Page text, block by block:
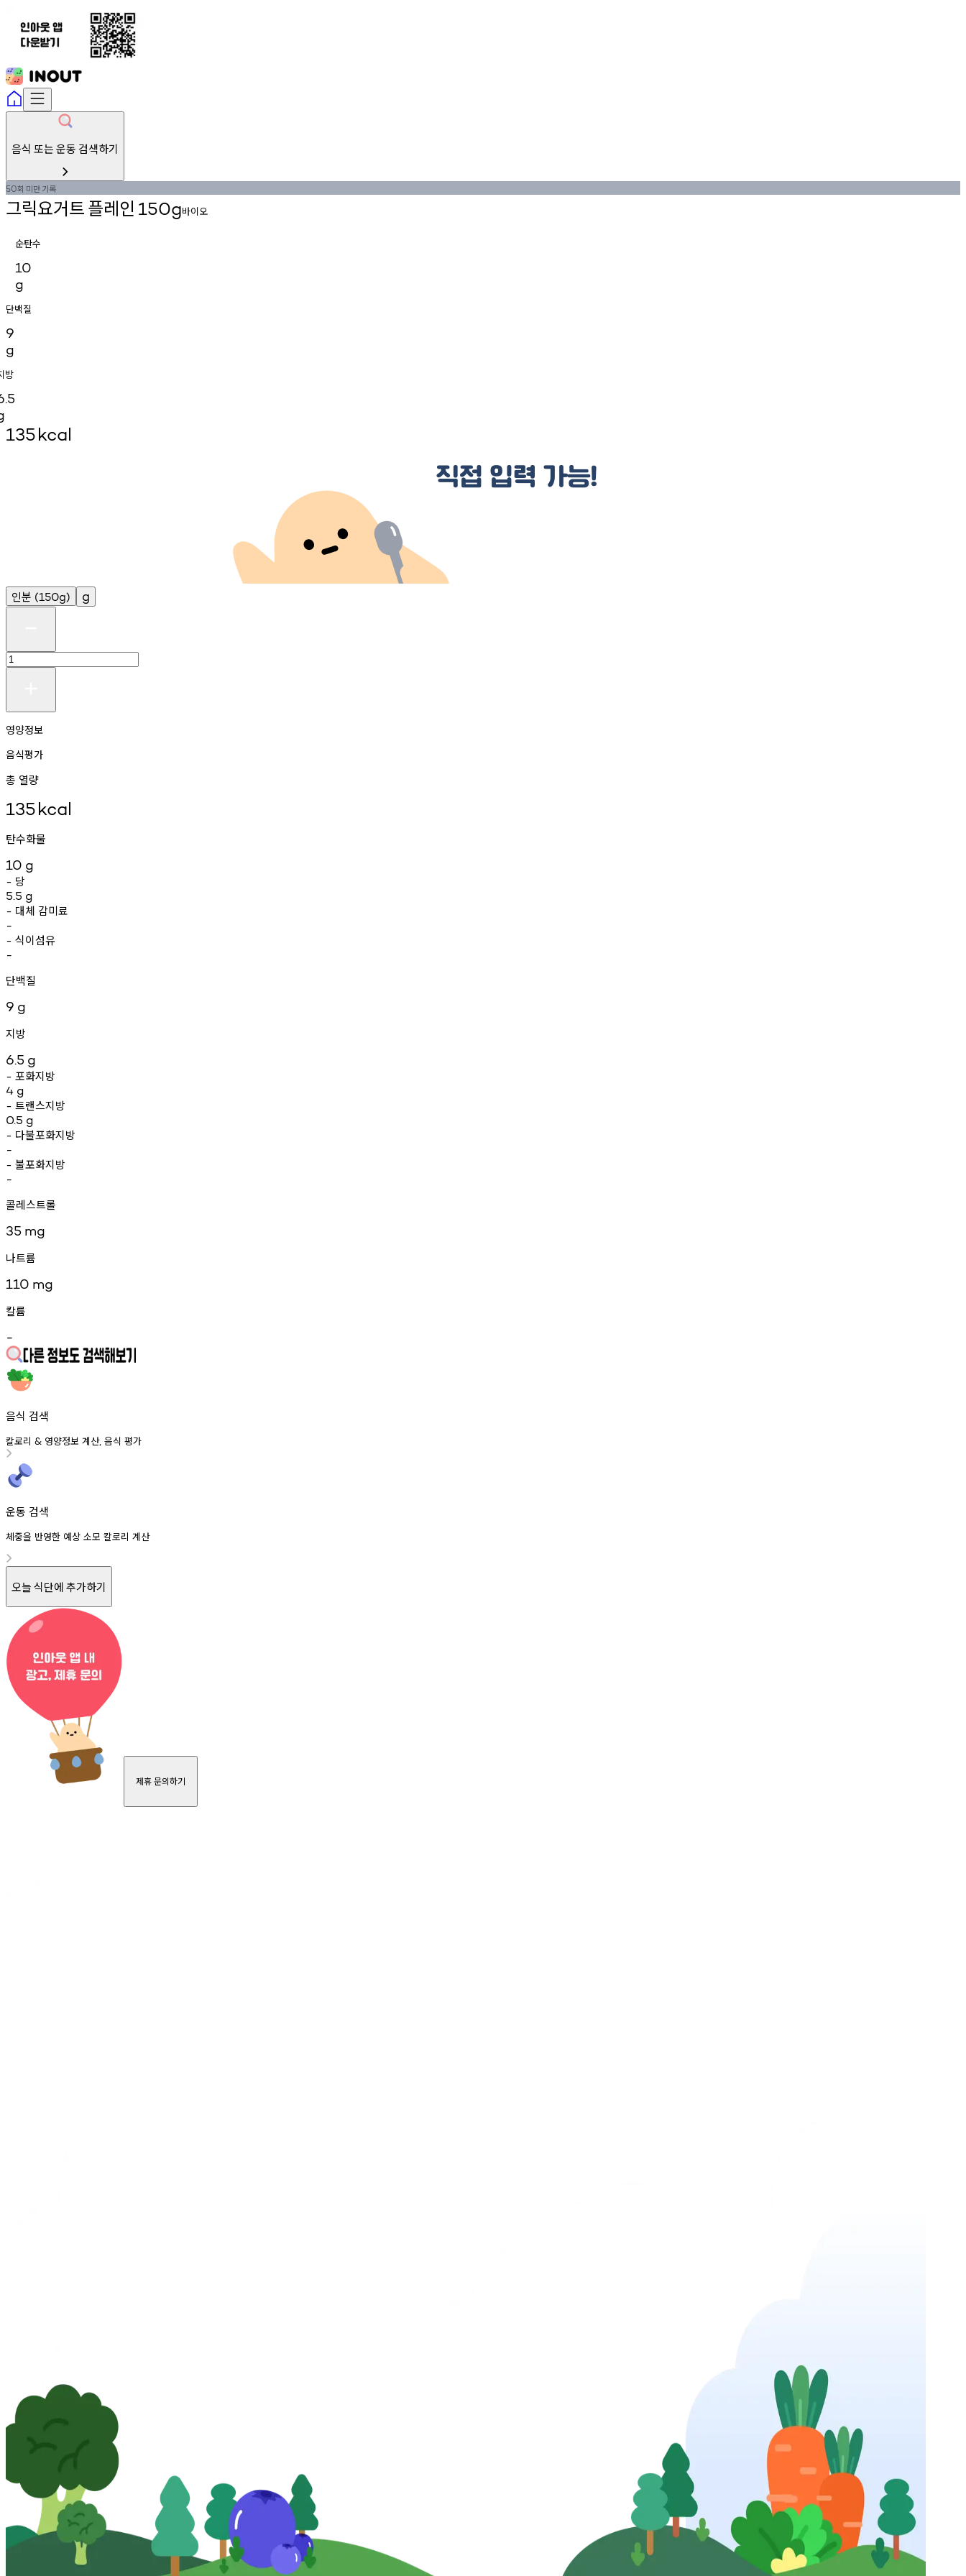
음식 또는 운동 검색하기
50회 미만기록
그릭요거트플레인 150g바이오
순탄수
10
g
단백질
9
g
방
135kcal
인분 (150g) g
영양정보
음식평가
총 열량
135kcal
탄수화물
10 g
- 당
5.5 g
- 대체 감미료
-
- 식이섬유
-
단백질
9 g
지방
6.5 g
- 포화지방
4 g
- 트랜스지방
0.5 g
- 다불포화지방
-
- 불포화지방
-
콜레스트롤
35 mg
나트륨
110 mg
칼륨
-
음식 검색
칼로리 & 영양정보 계산, 음식 평가
운동 검색
체중을 반영한 예상 소모 칼로리 계산
오늘 식단에 추가하기
제휴 문의하기